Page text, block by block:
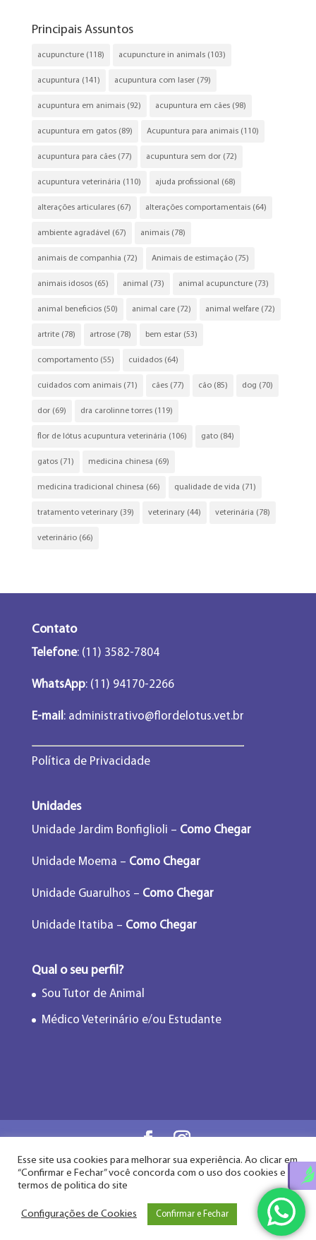
Principais Assuntos
acupuncture(118) acupuncture in animals(103)
acupuntura (141) acupuntura com laser(79)
acupuntura em animais(92) acupuntura em cães(98)
acupuntura em gatos(89) Acupuntura para animais(110)
acupuntura para cães(77) acupuntura sem dor(72)
acupuntura veterinária (110) ajuda profissional (68)
alterações articulares(67) alterações comportamentais(64)
ambiente agradável (67) animais(78)
animais de companhia (72) Animais de estimação(75)
animais idosos(65) animal (73) animal acupuncture(73)
animal beneficios(50) animal care(72) animal welfare(72)
artrite(78) artrose(78) bem estar(53)
comportamento(55) cuidados(64)
cuidados com animais(71) cães(77) cão(85) dog (70)
dor(69) dra carolinne torres(119)
flor de lótus acupuntura veterinária (106) gato(84)
gatos(71) medicina chinesa (69)
medicina tradicional chinesa (66) qualidade de vida (71)
tratamento veterinary(39) veterinary(44) veterinária (78)
veterinário(66)
Contato
Telefone: (11) 3582-7804
WhatsApp: (11) 94170-2266
E-mail :administrativo@flordelotus.vet.br
Política de Privacidade
Unidades
Unidade Jardim Bonfiglioli – Como Chegar
Unidade Moema – Como Chegar
Unidade Guarulhos – Como Chegar
Unidade Itatiba – Como Chegar
Qual o seu perfil?
Sou Tutor de Animal
Médico Veterinário e/ou Estudante
Flor de Lótus Acupuntura Veterinária® - Desde
Esse site usa cookies para melhorar sua experiência. Ao clicar em
“Confirmar e Fechar” você concorda com o uso dos cookies e
termos de politica do site
Configurações de Cookies Confirmar e Fechar